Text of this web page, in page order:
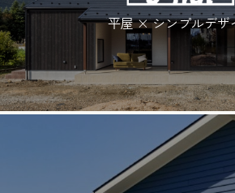
平屋 × シンプルデザ